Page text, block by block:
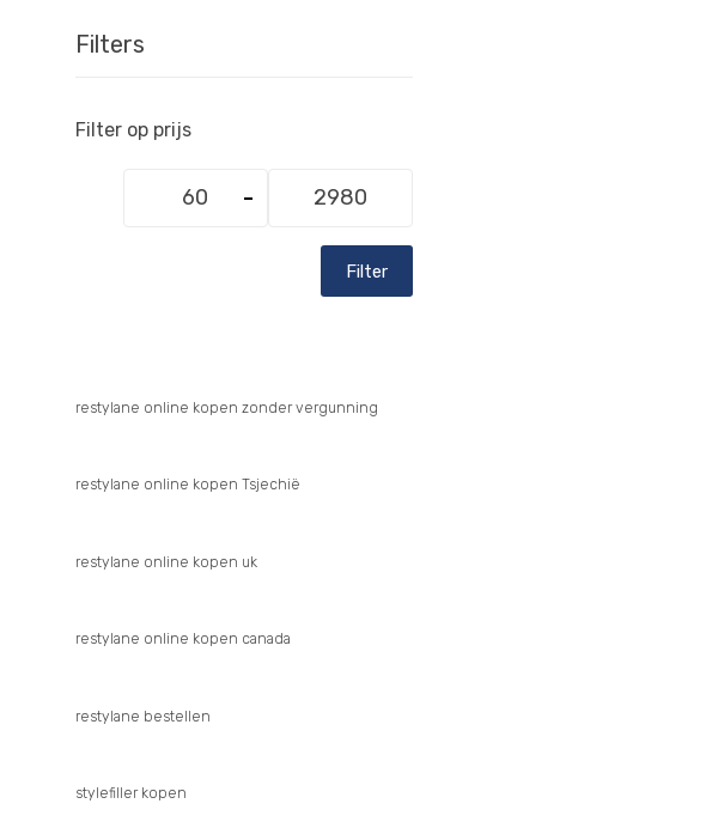
Filters
Filter op prijs
Filter
restylane online kopen zonder vergunning
restylane online kopen Tsjechië
restylane online kopen uk
restylane online kopen canada
restylane bestellen
stylefiller kopen